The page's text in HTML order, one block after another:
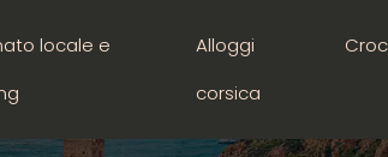
locale e
Alloggi
corsica